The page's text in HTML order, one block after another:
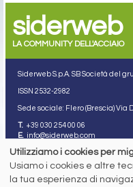
siderweb
LA COMMUNITY DELL'ACCIAIO
Siderweb S.p.A. SB Società del
ISSN 2532-2982
Sede sociale: Flero (Brescia) Via
T. +39 030 254 00 06
E. info@siderweb.com
Copyright siderweb spa sb
Tutti i diritti sono riservati
Privacy policy
Utilizziamo i cookies per
Usiamo i cookies e altre
la tua esperienza di